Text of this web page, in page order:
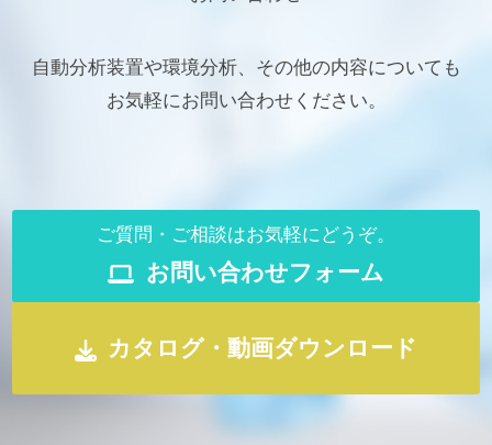
自動分析装置や環境分析、その他の内容についても
お気軽にお問い合わせください。
ご質問・ご相談はお気軽にどうぞ。
お問い合わせフォーム
カタログ・動画ダウンロード